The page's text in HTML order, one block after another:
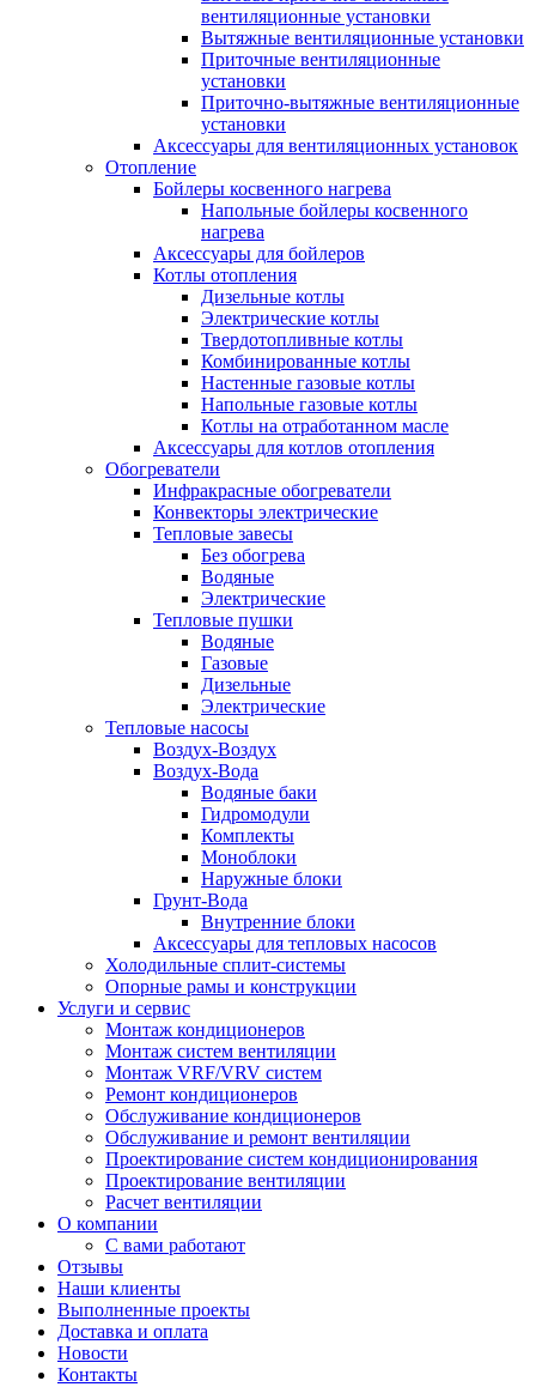
вентиляционные установки
Вытяжные вентиляционные установки
Приточные вентиляционные
установки
Приточно-вытяжные вентиляционные
установки
Аксессуары для вентиляционных установок
Отопление
Бойлеры косвенного нагрева
Напольные бойлеры косвенного
нагрева
Аксессуары для бойлеров
Котлы отопления
Дизельные котлы
Электрические котлы
Твердотопливные котлы
Комбинированные котлы
Настенные газовые котлы
Напольные газовые котлы
Котлы на отработанном масле
Аксессуары для котлов отопления
Обогреватели
Инфракрасные обогреватели
Конвекторы электрические
Тепловые завесы
Без обогрева
Водяные
Электрические
Тепловые пушки
Водяные
Газовые
Дизельные
Электрические
Тепловые насосы
Воздух-Воздух
Воздух-Вода
Водяные баки
Гидромодули
Комплекты
Моноблоки
Наружные блоки
Грунт-Вода
Внутренние блоки
Аксессуары для тепловых насосов
Холодильные сплит-системы
Опорные рамы и конструкции
Услуги и сервис
Монтаж кондиционеров
Монтаж систем вентиляции
Монтаж VRF/VRV систем
Ремонт кондиционеров
Обслуживание кондиционеров
Обслуживание и ремонт вентиляции
Проектирование систем кондиционирования
Проектирование вентиляции
Расчет вентиляции
О компании
С вами работают
Отзывы
Наши клиенты
Выполненные проекты
Доставка и оплата
Новости
Контакты